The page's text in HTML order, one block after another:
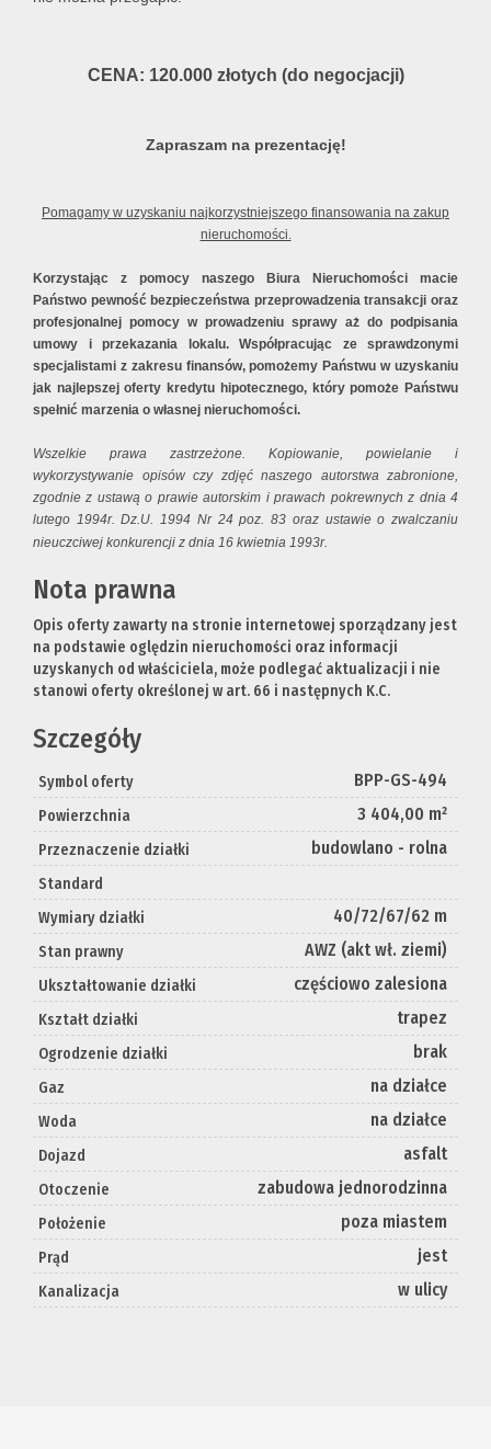
CENA: 120.000 złotych (do negocjacji)
Zapraszam na prezentację!
Pomagamy w uzyskaniu najkorzystniejszego finansowania na zakup
nieruchomości.
Korzystając z pomocy naszego Biura Nieruchomości macie
Państwo pewność bezpieczeństwa przeprowadzenia transakcji oraz
profesjonalnej pomocy w prowadzeniu sprawy aż do podpisania
umowy i przekazania lokalu. Współpracując ze sprawdzonymi
specjalistami z zakresu finansów, pomożemy Państwu w uzyskaniu
jak najlepszej oferty kredytu hipotecznego, który pomoże Państwu
spełnić marzenia o własnej nieruchomości.
Wszelkie prawa zastrzeżone. Kopiowanie, powielanie i
wykorzystywanie opisów czy zdjęć naszego autorstwa zabronione,
zgodnie z ustawą o prawie autorskim i prawach pokrewnych z dnia 4
lutego 1994r. Dz.U. 1994 Nr 24 poz. 83 oraz ustawie o zwalczaniu
nieuczciwej konkurencji z dnia 16 kwietnia 1993r.
Nota prawna
Opis oferty zawarty na stronie internetowej sporządzany jest
na podstawie oględzin nieruchomości oraz informacji
uzyskanych od właściciela, może podlegać aktualizacji i nie
stanowi oferty określonej w art. 66 i następnych K.C.
Szczegóły
Symbol oferty BPP-GS-494
Powierzchnia 3 404,00 m²
Przeznaczenie działki budowlano - rolna
Standard
Wymiary działki
40/72/67/62 m
Stan prawny AWZ (akt wł. ziemi)
Ukształtowanie działki częściowo zalesiona
Kształt działki trapez
Ogrodzenie działki brak
Gaz na działce
Woda na działce
Dojazd asfalt
Otoczenie zabudowa jednorodzinna
Położenie poza miastem
Prąd jest
Kanalizacja w ulicy